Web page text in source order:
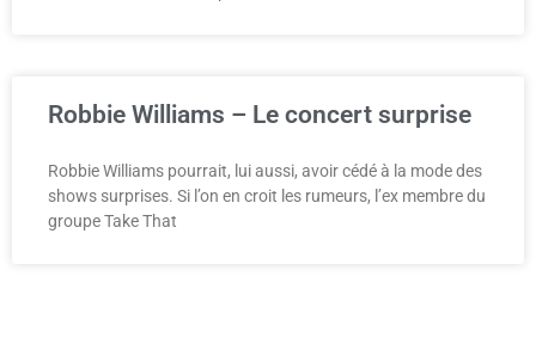
Robbie Williams – Le concert surprise
Robbie Williams pourrait, lui aussi, avoir cédé à la mode des
shows surprises. Si l’on en croit les rumeurs, l’ex membre du
groupe Take That